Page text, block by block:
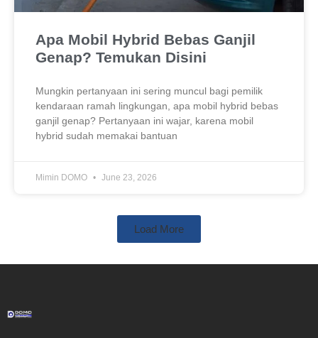
Apa Mobil Hybrid Bebas Ganjil
Genap? Temukan Disini
Mungkin pertanyaan ini sering muncul bagi pemilik
kendaraan ramah lingkungan, apa mobil hybrid bebas
ganjil genap? Pertanyaan ini wajar, karena mobil
hybrid sudah memakai bantuan
Mimin DOMO June 23, 2026
Load More